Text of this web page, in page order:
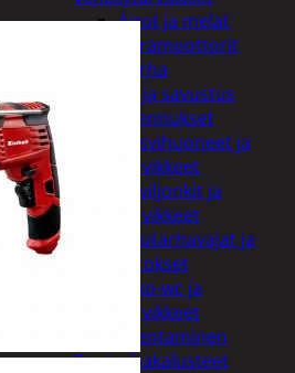
Airot ja melat
Perämoottorit
Piha ja puutarha
Grillaus ja savustus
Piharakennukset
Kasvihuoneet ja
tarvikkeet
Paviljonkit ja
tarvikkeet
Puutarhavajat ja
katokset
Ulko-wc ja
tarvikkeet
Piharakentaminen
Puutarhakalusteet